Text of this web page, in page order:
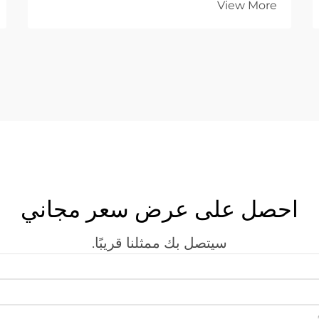
وتضم تقنية قطع الليزر الصناعية الحديثة عدة
View More
احصل على عرض سعر مجاني
سيتصل بك ممثلنا قريبًا.